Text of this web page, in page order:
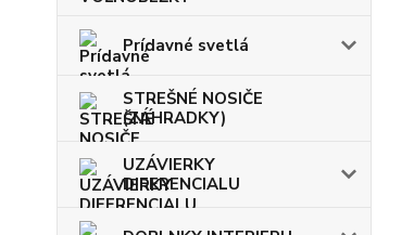
Prídavné svetlá
STREŠNÉ NOSIČE
(ZÁHRADKY)
UZÁVIERKY
DIFERENCIALU